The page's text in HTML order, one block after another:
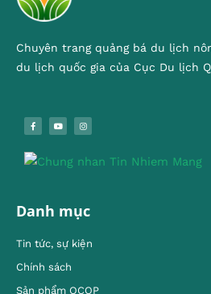
Chuyên trang quảng bá du lịch
du lịch quốc gia của Cục Du lịch
Danh mục
Tin tức, sự kiện
Chính sách
Sản phẩm OCOP